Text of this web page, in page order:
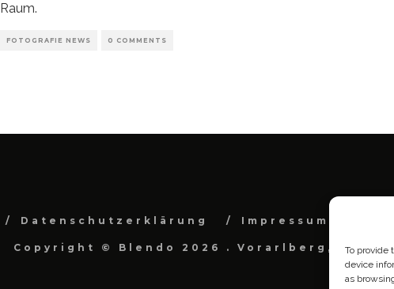
To provide
device
as
Raum.
FOTOGRAFIE NEWS 0 COMMENTS
Datenschutzerklärung Impressum
Copyright © Blendo 2026 . Vorarlberg,